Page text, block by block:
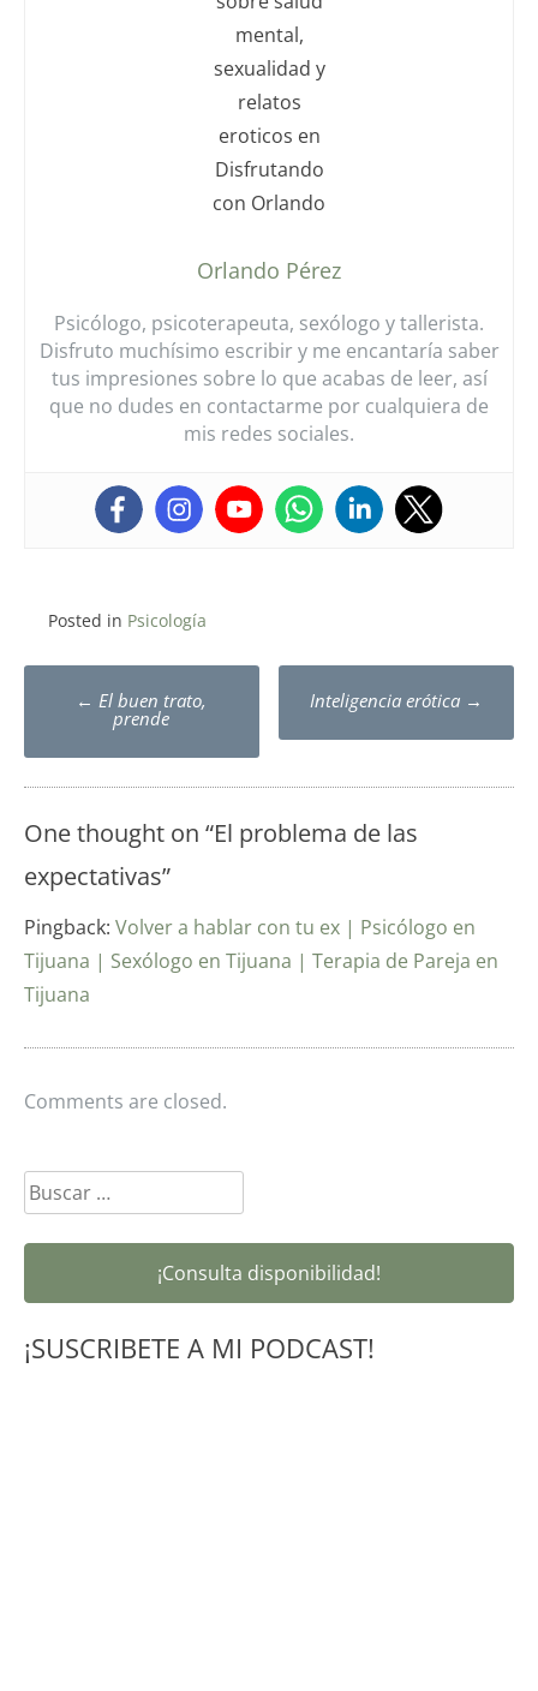
Orlando Pérez
Psicólogo, psicoterapeuta, sexólogo y tallerista.
Disfruto muchísimo escribir y me encantaría saber
tus impresiones sobre lo que acabas de leer, así
que no dudes en contactarme por cualquiera de
mis redes sociales.
Posted in Psicología
Post
navigation
← El buen trato,
prende
Inteligencia erótica →
One thought on “El problema de las
expectativas”
Pingback: Volver a hablar con tu ex | Psicólogo en
Tijuana | Sexólogo en Tijuana | Terapia de Pareja en
Tijuana
Comments are closed.
Buscar:
¡Consulta disponibilidad!
¡SUSCRIBETE A MI PODCAST!